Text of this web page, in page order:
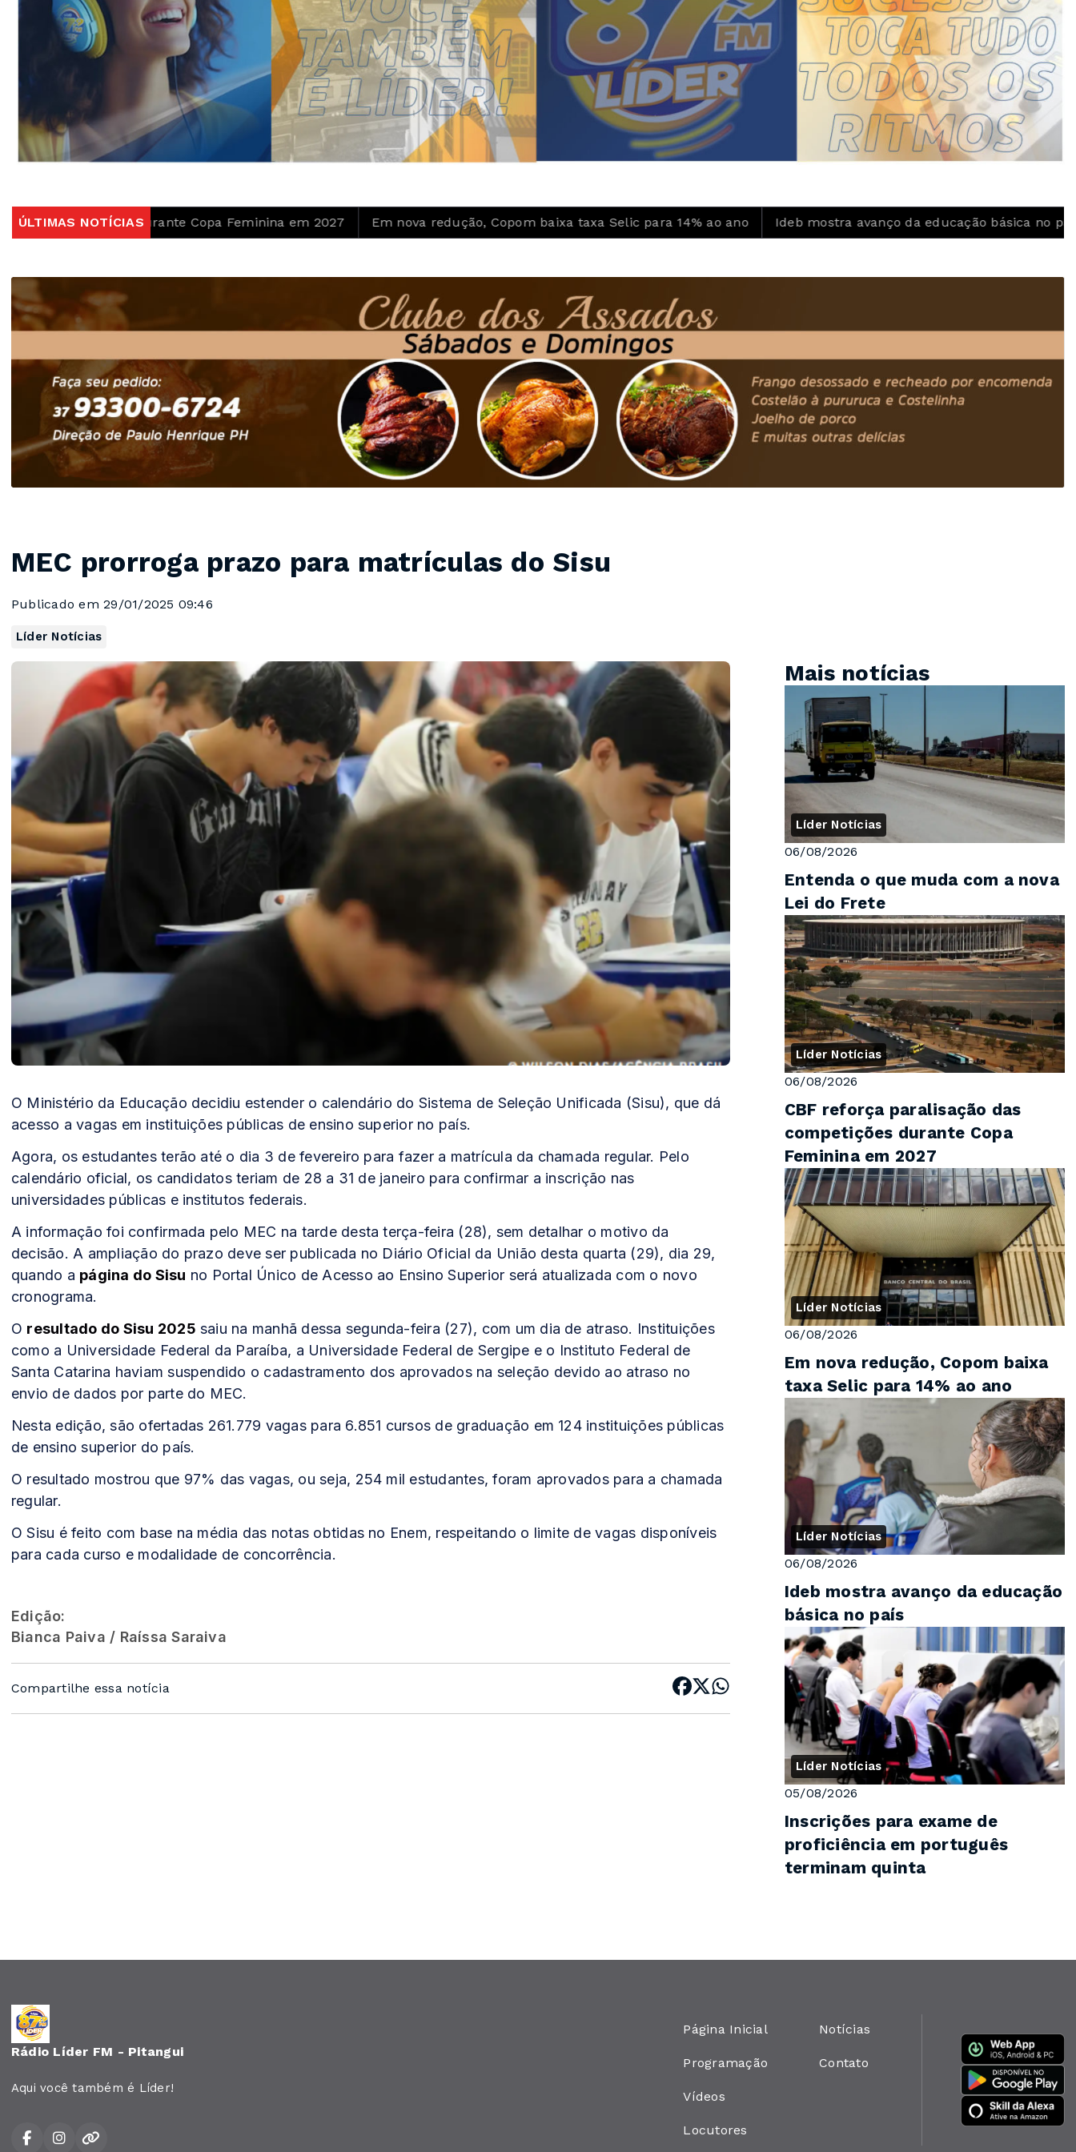
ÚLTIMAS NOTÍCIAS
durante Copa Feminina em 2027 Em nova redução, Copom baixa taxa Selic para 14% ao ano Ideb mostra avanço da educação básica no país Inscrições
MEC prorroga prazo para matrículas do Sisu
Publicado em 29/01/2025 09:46
Líder Notícias
O Ministério da Educação decidiu estender o calendário do Sistema de Seleção Unificada (Sisu), que dá
acesso a vagas em instituições públicas de ensino superior no país.
Agora, os estudantes terão até o dia 3 de fevereiro para fazer a matrícula da chamada regular. Pelo
calendário oficial, os candidatos teriam de 28 a 31 de janeiro para confirmar a inscrição nas
universidades públicas e institutos federais.
A informação foi confirmada pelo MEC na tarde desta terça-feira (28), sem detalhar o motivo da
decisão. A ampliação do prazo deve ser publicada no Diário Oficial da União desta quarta (29), dia 29,
quando a página do Sisu no Portal Único de Acesso ao Ensino Superior será atualizada com o novo
cronograma.
O resultado do Sisu 2025 saiu na manhã dessa segunda-feira (27), com um dia de atraso. Instituições
como a Universidade Federal da Paraíba, a Universidade Federal de Sergipe e o Instituto Federal de
Santa Catarina haviam suspendido o cadastramento dos aprovados na seleção devido ao atraso no
envio de dados por parte do MEC.
Nesta edição, são ofertadas 261.779 vagas para 6.851 cursos de graduação em 124 instituições públicas
de ensino superior do país.
O resultado mostrou que 97% das vagas, ou seja, 254 mil estudantes, foram aprovados para a chamada
regular.
O Sisu é feito com base na média das notas obtidas no Enem, respeitando o limite de vagas disponíveis
para cada curso e modalidade de concorrência.
Edição:
Bianca Paiva / Raíssa Saraiva
Compartilhe essa notícia
Mais notícias
Líder Notícias
06/08/2026
Entenda o que muda com a nova
Lei do Frete
Líder Notícias
06/08/2026
CBF reforça paralisação das
competições durante Copa
Feminina em 2027
Líder Notícias
06/08/2026
Em nova redução, Copom baixa
taxa Selic para 14% ao ano
Líder Notícias
06/08/2026
Ideb mostra avanço da educação
básica no país
Líder Notícias
05/08/2026
Inscrições para exame de
proficiência em português
terminam quinta
Rádio Líder FM - Pitangui
Aqui você também é Líder!
Página Inicial
Programação
Vídeos
Locutores
Notícias
Contato